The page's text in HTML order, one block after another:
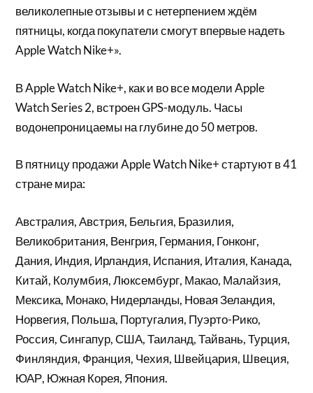
великолепные отзывы и с нетерпением ждём
пятницы, когда покупатели смогут впервые надеть
Apple Watch Nike+».
В Apple Watch Nike+, как и во все модели Apple
Watch Series 2, встроен GPS-модуль. Часы
водонепроницаемы на глубине до 50 метров.
В пятницу продажи Apple Watch Nike+ стартуют в 41
стране мира:
Австралия, Австрия, Бельгия, Бразилия,
Великобритания, Венгрия, Германия, Гонконг,
Дания, Индия, Ирландия, Испания, Италия, Канада,
Китай, Колумбия, Люксембург, Макао, Малайзия,
Мексика, Монако, Нидерланды, Новая Зеландия,
Норвегия, Польша, Португалия, Пуэрто-Рико,
Россия, Сингапур, США, Таиланд, Тайвань, Турция,
Финляндия, Франция, Чехия, Швейцария, Швеция,
ЮАР, Южная Корея, Япония.